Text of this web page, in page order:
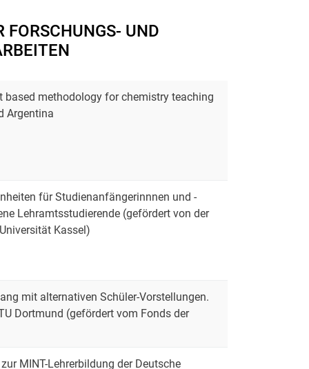
FORSCHUNGS- UND
based methodology for chemistry teaching
Argentina
für Studienanfängerinnnen und -
Lehramtsstudierende (gefördert von der
Kassel)
mit alternativen Schüler-Vorstellungen.
Dortmund (gefördert vom Fonds der
MINT-Lehrerbildung der Deutsche